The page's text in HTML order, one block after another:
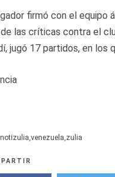
firmó con el equipo
las críticas contra el
jugó 17 partidos, en los
notizulia,venezuela,zulia